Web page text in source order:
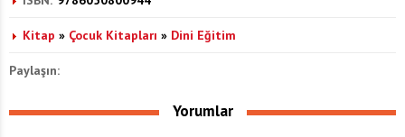
Kitap » Çocuk Kitapları » Dini Eğitim
Paylaşın:
Yorumlar